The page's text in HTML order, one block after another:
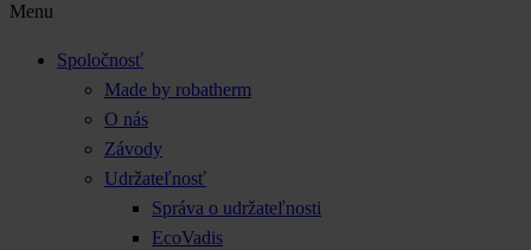
Menu
Spoločnosť
Made by robatherm
O nás
Závody
Udržateľnosť
Správa o udržateľnosti
EcoVadis